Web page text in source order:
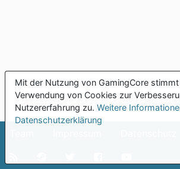
Mit der Nutzung von GamingCore
Verwendung von Cookies zur
Nutzererfahrung zu. Weitere
Datenschutzerklärung